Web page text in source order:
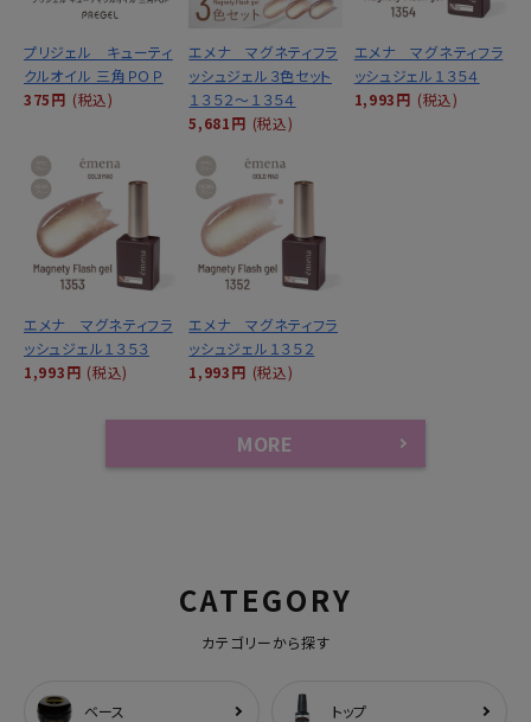
プリジェル キューティ
クルオイル 三角ＰＯＰ
375円 (税込)
エメナ マグネティフラ
ッシュジェル３色セット
１３５２～１３５４
5,681円 (税込)
エメナ マグネティフラ
ッシュジェル１３５４
1,993円 (税込)
エメナ マグネティフラ
ッシュジェル１３５３
1,993円 (税込)
エメナ マグネティフラ
ッシュジェル１３５２
1,993円 (税込)
MORE
CATEGORY
カテゴリーから探す
ベース トップ